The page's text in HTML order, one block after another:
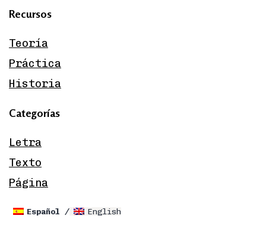
Recursos
Teoría
Práctica
Historia
Categorías
Letra
Texto
Página
Español English